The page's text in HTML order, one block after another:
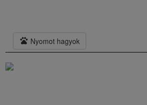
pets Nyomot hagyok